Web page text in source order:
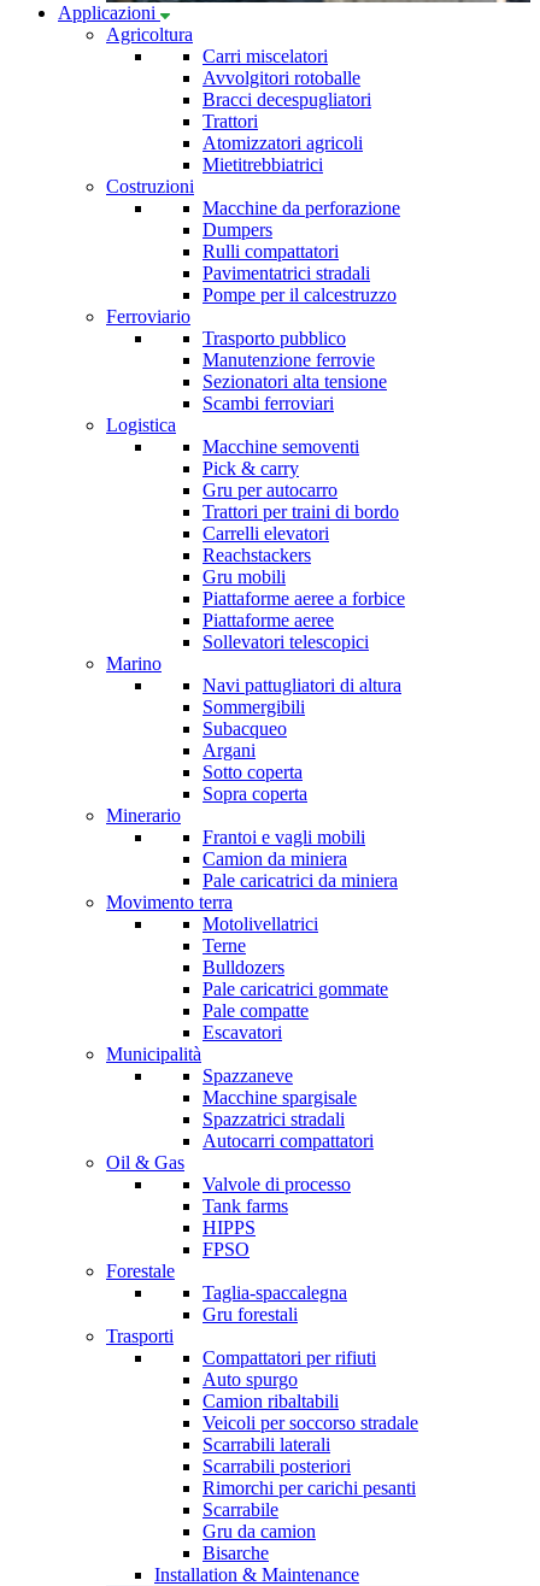
Applicazioni
Agricoltura
Carri miscelatori
Avvolgitori rotoballe
Bracci decespugliatori
Trattori
Atomizzatori agricoli
Mietitrebbiatrici
Costruzioni
Macchine da perforazione
Dumpers
Rulli compattatori
Pavimentatrici stradali
Pompe per il calcestruzzo
Ferroviario
Trasporto pubblico
Manutenzione ferrovie
Sezionatori alta tensione
Scambi ferroviari
Logistica
Macchine semoventi
Pick & carry
Gru per autocarro
Trattori per traini di bordo
Carrelli elevatori
Reachstackers
Gru mobili
Piattaforme aeree a forbice
Piattaforme aeree
Sollevatori telescopici
Marino
Navi pattugliatori di altura
Sommergibili
Subacqueo
Argani
Sotto coperta
Sopra coperta
Minerario
Frantoi e vagli mobili
Camion da miniera
Pale caricatrici da miniera
Movimento terra
Motolivellatrici
Terne
Bulldozers
Pale caricatrici gommate
Pale compatte
Escavatori
Municipalità
Spazzaneve
Macchine spargisale
Spazzatrici stradali
Autocarri compattatori
Oil & Gas
Valvole di processo
Tank farms
HIPPS
FPSO
Forestale
Taglia-spaccalegna
Gru forestali
Trasporti
Compattatori per rifiuti
Auto spurgo
Camion ribaltabili
Veicoli per soccorso stradale
Scarrabili laterali
Scarrabili posteriori
Rimorchi per carichi pesanti
Scarrabile
Gru da camion
Bisarche
Installation & Maintenance